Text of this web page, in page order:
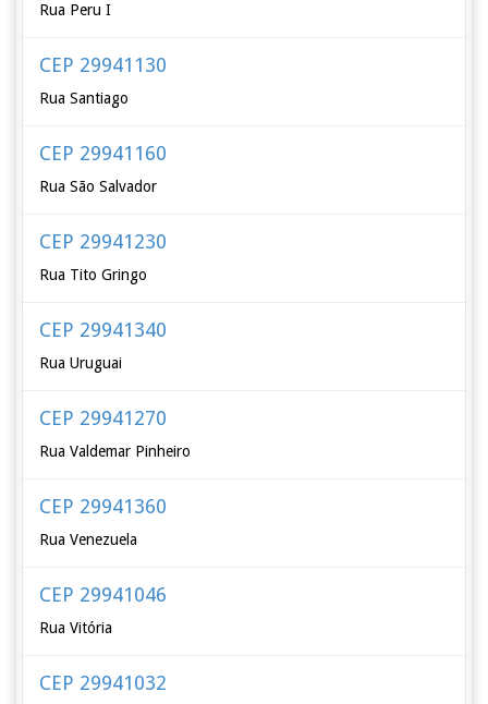
Rua Peru I
CEP 29941130
Rua Santiago
CEP 29941160
Rua São Salvador
CEP 29941230
Rua Tito Gringo
CEP 29941340
Rua Uruguai
CEP 29941270
Rua Valdemar Pinheiro
CEP 29941360
Rua Venezuela
CEP 29941046
Rua Vitória
CEP 29941032